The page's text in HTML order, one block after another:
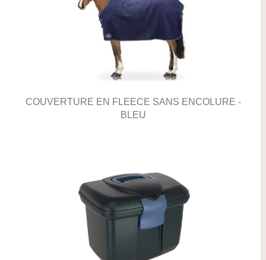
COUVERTURE EN FLEECE SANS ENCOLURE -
BLEU